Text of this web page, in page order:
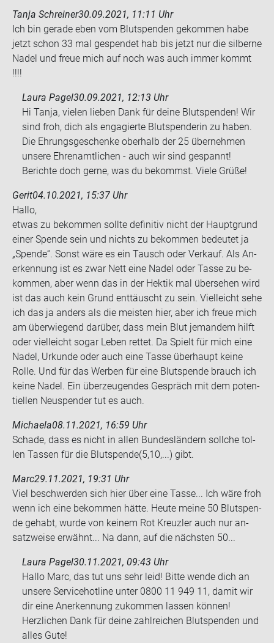
Tanja Schreiner30.09.2021, 11:11 Uhr
Ich bin ge­ra­de eben vom Blut­spen­den ge­kom­men habe
jetzt schon 33 mal ge­spen­det hab bis jetzt nur die sil­ber­ne
Nadel und freue mich auf noch was auch immer kommt
!!!!
Laura Pagel30.09.2021, 12:13 Uhr
Hi Tanja, vielen lieben Dank für deine Blutspenden! Wir
sind froh, dich als engagierte Blutspenderin zu haben.
Die Ehrungsgeschenke oberhalb der 25 übernehmen
unsere Ehrenamtlichen - auch wir sind gespannt!
Berichte doch gerne, was du bekommst. Viele Grüße!
Gerit04.10.2021, 15:37 Uhr
Hallo,
etwas zu be­kom­men soll­te de­fi­ni­tiv nicht der Haupt­grund
einer Spen­de sein und nichts zu be­kom­men be­deu­tet ja
„Spen­de“. Sonst wäre es ein Tausch oder Ver­kauf. Als An­
er­ken­nung ist es zwar Nett eine Nadel oder Tasse zu be­
kom­men, aber wenn das in der Hek­tik mal über­se­hen wird
ist das auch kein Grund ent­täuscht zu sein. Viel­leicht sehe
ich das ja an­ders als die meis­ten hier, aber ich freue mich
am über­wie­gend dar­über, dass mein Blut je­man­dem hilft
oder viel­leicht sogar Leben ret­tet. Da Spielt für mich eine
Nadel, Ur­kun­de oder auch eine Tasse über­haupt keine
Rolle. Und für das Wer­ben für eine Blut­spen­de brauch ich
keine Nadel. Ein über­zeu­gen­des Ge­spräch mit dem po­ten­
ti­el­len Neu­spen­der tut es auch.
Michaela08.11.2021, 16:59 Uhr
Scha­de, dass es nicht in allen Bun­des­län­dern soll­che tol­
len Tas­sen für die Blut­spen­de(5,10,...) gibt.
Marc29.11.2021, 19:31 Uhr
Viel be­schwer­den sich hier über eine Tasse... Ich wäre froh
wenn ich eine be­kom­men hätte. Heute meine 50 Blut­spen­
de ge­habt, wurde von kei­nem Rot Kreuz­ler auch nur an­
satz­wei­se er­wähnt... Na dann, auf die nächs­ten 50...
Laura Pagel30.11.2021, 09:43 Uhr
Hallo Marc, das tut uns sehr leid! Bitte wende dich an
unsere Servicehotline unter 0800 11 949 11, damit wir
dir eine Anerkennung zukommen lassen können!
Herzlichen Dank für deine zahlreichen Blutspenden und
alles Gute!